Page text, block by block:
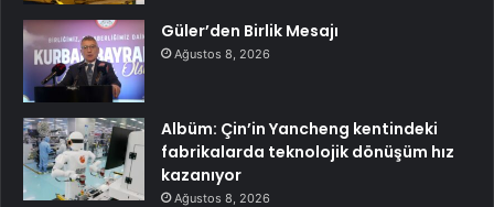
Güler’den Birlik Mesajı
Ağustos 8, 2026
Albüm: Çin’in Yancheng kentindeki
fabrikalarda teknolojik dönüşüm hız
kazanıyor
Ağustos 8, 2026